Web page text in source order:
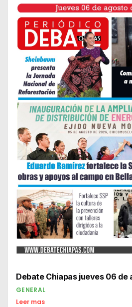
Debate Chiapas jueves 06 de
GENERAL
Leer mas